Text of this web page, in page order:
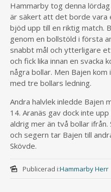
Hammarby tog denna
är säkert att det borde vara
bjöd upp till en riktig match.
genom en bollstöld i första
snabbt mål och ytterligare
och fick lika innan en svacka
några bollar. Men Bajen kom
med tre bollars ledning.
Andra halvlek inledde Bajen
14. Aranäs gav dock inte
aldrig mer än två bollar
och segern tar Bajen till
Skövde.
Publicerad i:Hammarby Herr